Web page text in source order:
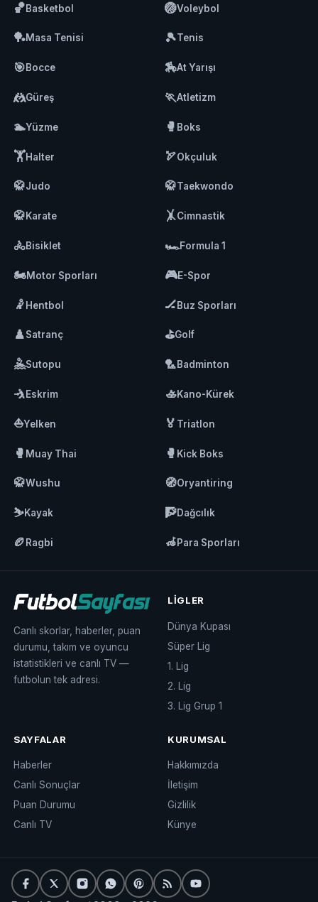
🏀Basketbol 🏐Voleybol
🏓Masa Tenisi 🎾Tenis
🎯Bocce 🏇At Yarışı
🤼Güreş 🏃Atletizm
🏊Yüzme 🥊 Boks
🏋️Halter 🏹Okçuluk
🥋Judo 🥋Taekwondo
🥋Karate 🤸Cimnastik
🚴Bisiklet 🏎️Formula 1
🏍️Motor Sporları 🎮E-Spor
🤾Hentbol 🏒Buz Sporları
♟️Satranç ⛳Golf
🤽Sutopu 🏸Badminton
🤺Eskrim 🚣Kano-Kürek
⛵Yelken 🏅 Triatlon
🥊 Muay Thai 🥊 Kick Boks
🥋Wushu 🧭Oryantiring
⛷️Kayak 🧗Dağcılık
🏉 Ragbi 🦽Para Sporları
Canlı skorlar, haberler, puan
durumu, takım ve oyuncu
istatistikleri ve canlı TV —
futbolun tek adresi.
LIGLER
Dünya Kupası
Süper Lig
1. Lig
2. Lig
3. Lig Grup 1
SAYFALAR
Haberler
Canlı Sonuçlar
Puan Durumu
Canlı TV
KURUMSAL
Hakkımızda
İletişim
Gizlilik
Künye